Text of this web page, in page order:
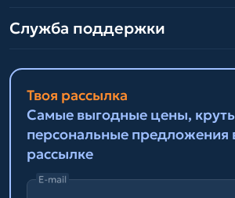
Служба поддержки
Твоя рассылка
Самые выгодные цены,
персональные предложения
рассылке
E-mail